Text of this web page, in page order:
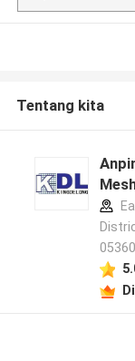
Tentang kita